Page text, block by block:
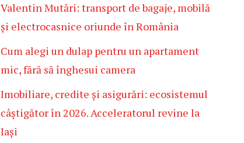
Valentin Mutări: transport de bagaje, mobilă
și electrocasnice oriunde în România
Cum alegi un dulap pentru un apartament
mic, fără să înghesui camera
Imobiliare, credite și asigurări: ecosistemul
câștigător în 2026. Acceleratorul revine la
Iași